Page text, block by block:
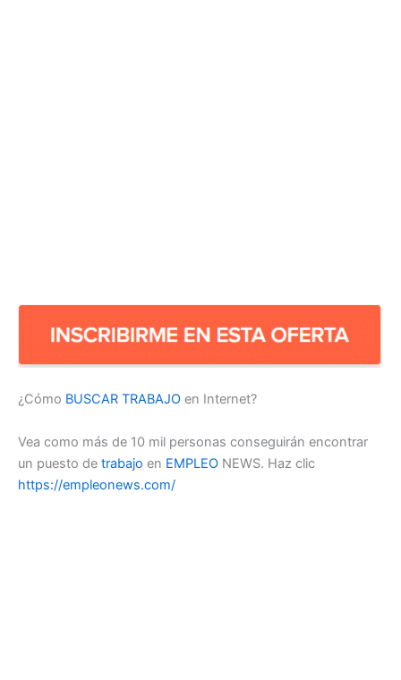
¿Cómo BUSCAR TRABAJO en Internet?
Vea como más de 10 mil personas conseguirán encontrar
un puesto de trabajo en EMPLEO NEWS. Haz clic
https://empleonews.com/